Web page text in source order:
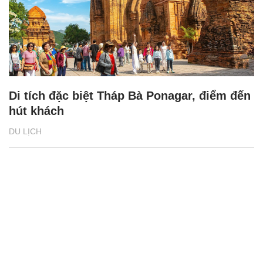
DU LỊCH
Di tích đặc biệt Tháp Bà Ponagar, điểm đến
hút khách